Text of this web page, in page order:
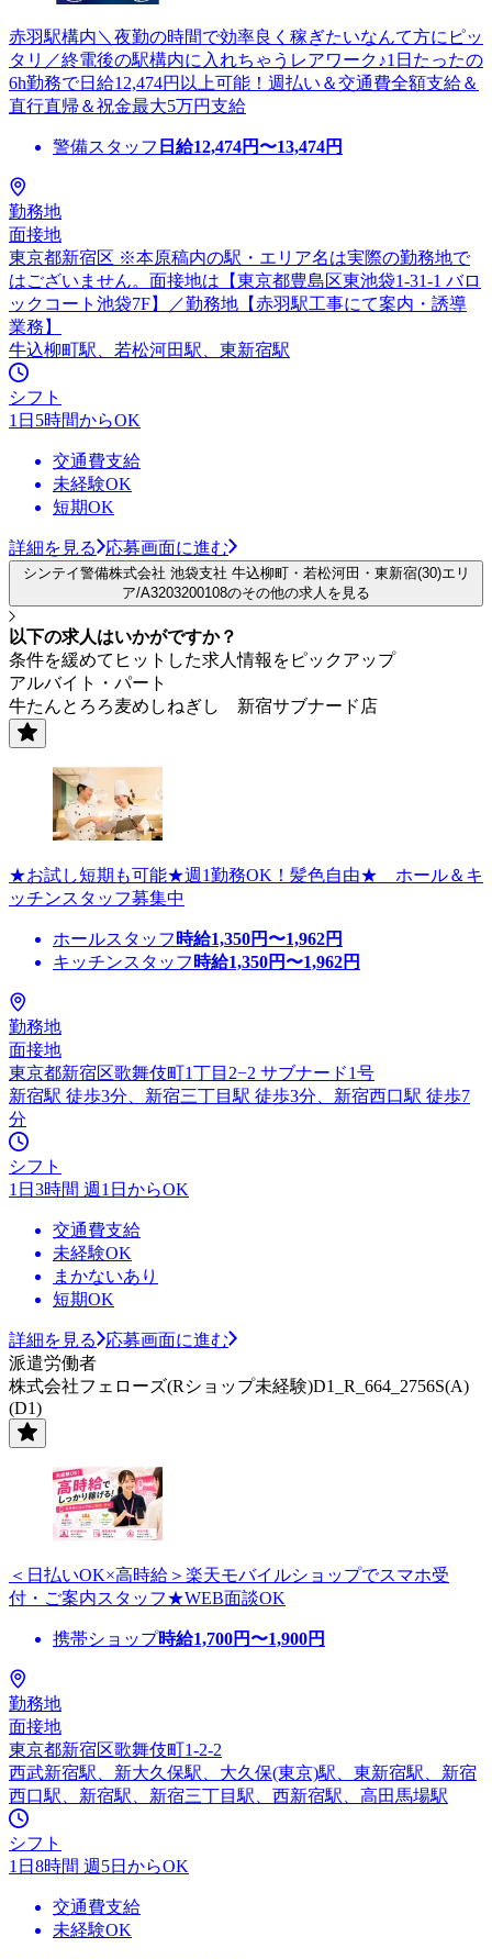
赤羽駅構内＼夜勤の時間で効率良く稼ぎたいなんて方にピッ
タリ／終電後の駅構内に入れちゃうレアワーク♪1日たったの
6h勤務で日給12,474円以上可能！週払い＆交通費全額支給＆
直行直帰＆祝金最大5万円支給
警備スタッフ 日給12,474円〜13,474円
勤務地
面接地
東京都新宿区 ※本原稿内の駅・エリア名は実際の勤務地で
はございません。面接地は【東京都豊島区東池袋1-31-1 バロ
ックコート池袋7F】／勤務地【赤羽駅工事にて案内・誘導
業務】
牛込柳町駅、若松河田駅、東新宿駅
シフト
1日5時間からOK
交通費支給
未経験OK
短期OK
詳細を見る 応募画面に進む
シンテイ警備株式会社 池袋支社 牛込柳町・若松河田・東新宿(30)エリ
ア/A3203200108のその他の求人を見る
以下の求人はいかがですか？
条件を緩めてヒットした求人情報をピックアップ
アルバイト・パート
牛たんとろろ麦めしねぎし 新宿サブナード店
★お試し短期も可能★週1勤務OK！髪色自由★ ホール＆キ
ッチンスタッフ募集中
ホールスタッフ 時給1,350円〜1,962円
キッチンスタッフ 時給1,350円〜1,962円
勤務地
面接地
東京都新宿区歌舞伎町1丁目2−2 サブナード1号
新宿駅 徒歩3分、新宿三丁目駅 徒歩3分、新宿西口駅 徒歩7
分
シフト
1日3時間 週1日からOK
交通費支給
未経験OK
まかないあり
短期OK
詳細を見る
応募画面に進む
派遣労働者
株式会社フェローズ(Rショップ未経験)D1_R_664_2756S(A)
(D1)
＜日払いOK×高時給＞楽天モバイルショップでスマホ受
付・ご案内スタッフ★WEB面談OK
携帯ショップ時給1,700円〜1,900円
勤務地
面接地
東京都新宿区歌舞伎町1-2-2
西武新宿駅、新大久保駅、大久保(東京)駅、東新宿駅、新宿
西口駅、新宿駅、新宿三丁目駅、西新宿駅、高田馬場駅
シフト
1日8時間 週5日からOK
交通費支給
未経験OK